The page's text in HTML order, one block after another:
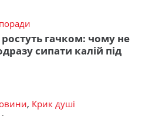
ростуть гачком: чому не
сипати калій під
, Крик душі